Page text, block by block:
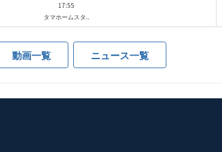
17:55
タマホームスタ..
動画一覧 ニュース一覧